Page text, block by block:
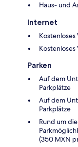
Haus- und
Internet
Parken
Auf dem
Parkplätze
Auf dem
Parkplätze
Rund um
(350 MXN